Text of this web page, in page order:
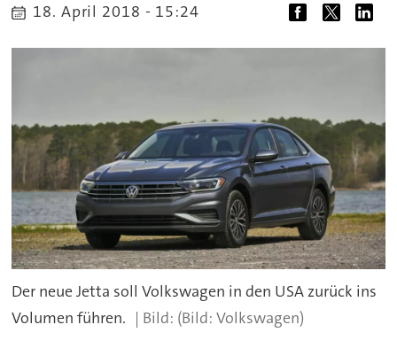
18. April 2018 - 15:24
Der neue Jetta soll Volkswagen in den USA zurück ins
Volumen führen.
(Bild: Volkswagen)